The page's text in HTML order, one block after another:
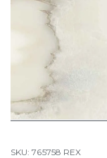
SKU:765758 REX